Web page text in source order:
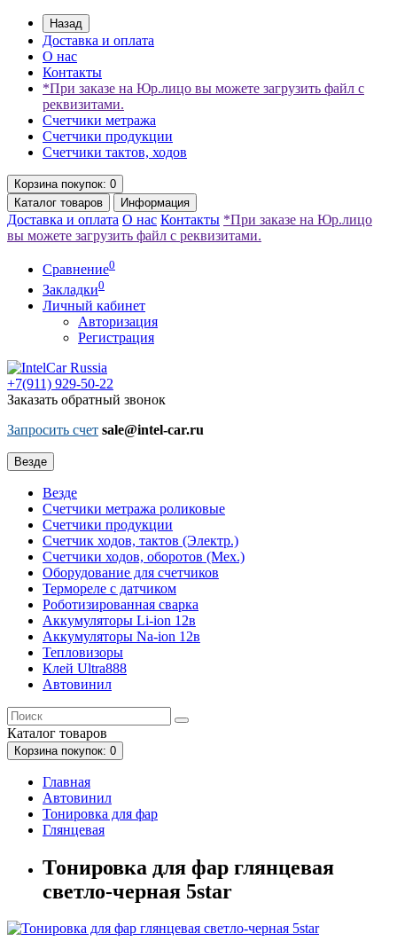
Назад
Доставка и оплата
О нас
Контакты
*При заказе на Юр.лицо вы можете загрузить файл с
реквизитами.
Счетчики метража
Счетчики продукции
Счетчики тактов, ходов
Корзина покупок: 0
Каталог товаров Информация
Доставка и оплата О нас Контакты *При заказе на Юр.лицо
вы можете загрузить файл с реквизитами.
Сравнение0
Закладки0
Личный кабинет
Авторизация
Регистрация
+7(911) 929-50-22
Заказать обратный звонок
Запросить счет sale@intel-car.ru
Везде
Везде
Счетчики метража роликовые
Счетчики продукции
Счетчик ходов, тактов (Электр.)
Счетчики ходов, оборотов (Мех.)
Оборудование для счетчиков
Термореле с датчиком
Роботизированная сварка
Аккумуляторы Li-ion 12в
Аккумуляторы Na-ion 12в
Тепловизоры
Клей Ultra888
Автовинил
Каталог товаров
Корзина покупок: 0
Главная
Автовинил
Тонировка для фар
Глянцевая
Тонировка для фар глянцевая
светло-черная 5star